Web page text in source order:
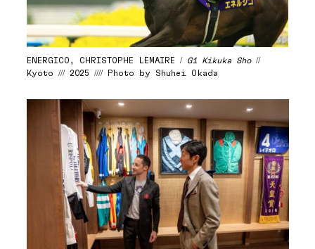
ENERGICO, CHRISTOPHE LEMAIRE / G1 Kikuka Sho//
Kyoto /// 2025 //// Photo by Shuhei Okada